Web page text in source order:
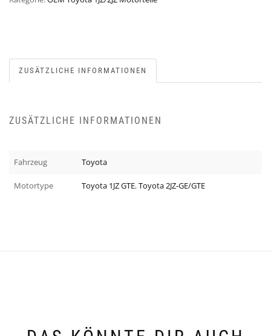
ZUSÄTZLICHE INFORMATIONEN
ZUSÄTZLICHE INFORMATIONEN
Fahrzeug Toyota
Motortype Toyota 1JZ GTE,Toyota 2JZ-GE/GTE